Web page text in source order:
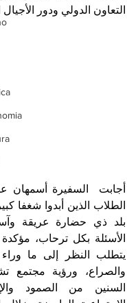
التعاون الدولي ودور الأجيال